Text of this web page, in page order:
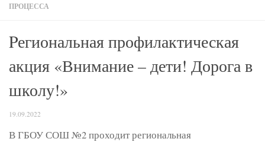
ПРОЦЕССА
Pегиональная профилактическая
акция «Внимание – дети! Дорога в
школу!»
19.09.2022
В ГБОУ СОШ №2 проходит региональная